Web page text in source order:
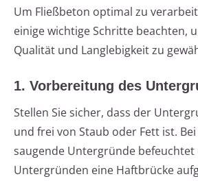
Um Fließbeton optimal zu
einige wichtige Schritte beachten,
Qualität und Langlebigkeit zu
1. Vorbereitung des
Stellen Sie sicher, dass der
und frei von Staub oder Fett ist.
saugende Untergründe
Untergründen eine Haftbrücke